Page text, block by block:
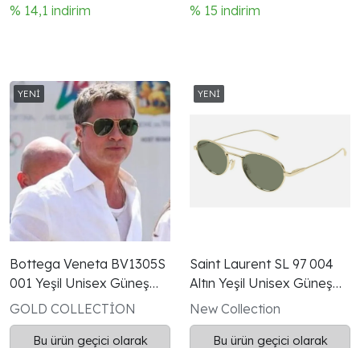
% 14,1 indirim % 15 indirim
Bottega Veneta BV1305S
001 Yeşil Unisex Güneş
Gözlüğü
GOLD COLLECTİON
Bu ürün geçici olarak
Saint Laurent SL 97 004
Altın Yeşil Unisex Güneş
Gözlüğü
New Collection
Bu ürün geçici olarak